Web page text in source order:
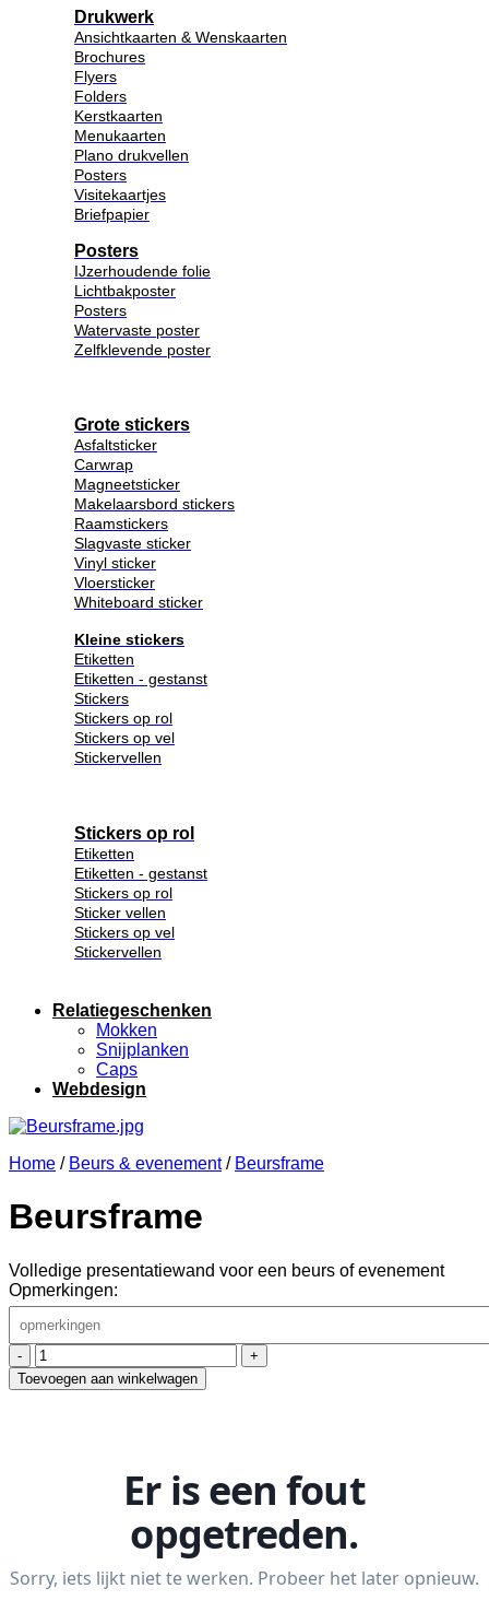
Drukwerk
Ansichtkaarten & Wenskaarten
Brochures
Flyers
Folders
Kerstkaarten
Menukaarten
Plano drukvellen
Posters
Visitekaartjes
Briefpapier
Posters
IJzerhoudende folie
Lichtbakposter
Posters
Watervaste poster
Zelfklevende poster
Grote stickers
Asfaltsticker
Carwrap
Magneetsticker
Makelaarsbord stickers
Raamstickers
Slagvaste sticker
Vinyl sticker
Vloersticker
Whiteboard sticker
Kleine stickers
Etiketten
Etiketten - gestanst
Stickers
Stickers op rol
Stickers op vel
Stickervellen
Stickers op rol
Etiketten
Etiketten - gestanst
Stickers op rol
Sticker vellen
Stickers op vel
Stickervellen
Relatiegeschenken
Mokken
Snijplanken
Caps
Webdesign
Home / Beurs & evenement / Beursframe
Beursframe
Volledige presentatiewand voor een beurs of evenement
Opmerkingen:
Beursframe
hoeveelheid
Toevoegen aan winkelwagen